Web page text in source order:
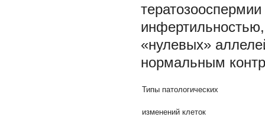
«нулевых»
нормальным
Типы патологических
изменений клеток